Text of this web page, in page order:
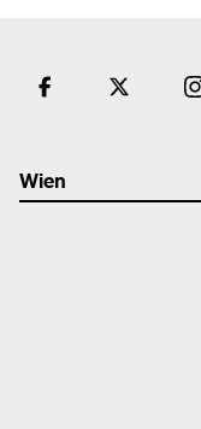
Wien